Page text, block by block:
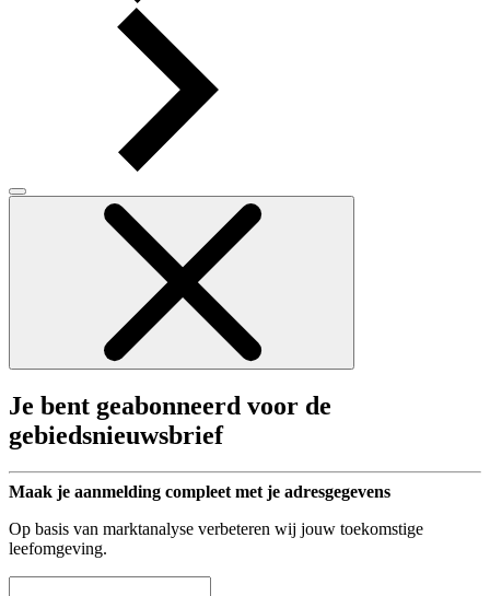
Je bent geabonneerd voor de
gebiedsnieuwsbrief
Maak je aanmelding compleet met je adresgegevens
Op basis van marktanalyse verbeteren wij jouw toekomstige
leefomgeving.